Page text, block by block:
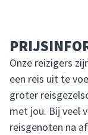
Onze reizigers
een reis uit te
groter
met jou. Bij veel
reisgenoten na